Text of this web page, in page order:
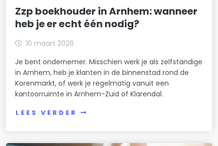
Zzp boekhouder in Arnhem: wanneer
heb je er echt één nodig?
16 maart 2026
Je bent ondernemer. Misschien werk je als zelfstandige
in Arnhem, heb je klanten in de binnenstad rond de
Korenmarkt, of werk je regelmatig vanuit een
kantoorruimte in Arnhem-Zuid of Klarendal.
LEES VERDER